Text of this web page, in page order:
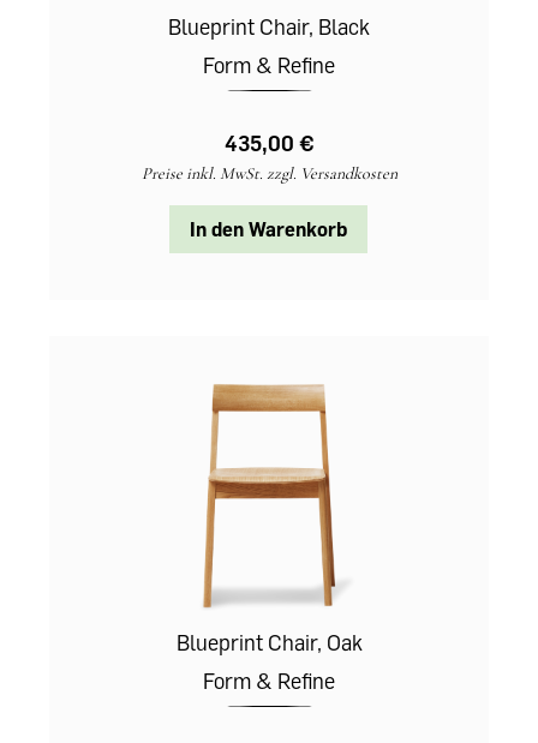
Blueprint Chair, Black
Form & Refine
435,00 €‎
Preise inkl. MwSt. zzgl. Versandkosten
In den Warenkorb
Blueprint Chair, Oak
Form & Refine